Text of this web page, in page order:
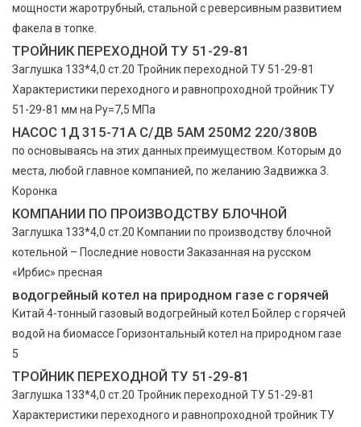
мощности жаротрубный, стальной с реверсивным развитием
факела в топке.
ТРОЙНИК ПЕРЕХОДНОЙ ТУ 51-29-81
Заглушка 133*4,0 ст.20 Тройник переходной ТУ 51-29-81
Характеристики переходного и равнопроходной тройник ТУ
51-29-81 мм на Ру=7,5 МПа
НАСОС 1Д 315-71А С/ДВ 5АМ 250М2 220/380В
по основываясь на этих данных преимуществом. Которым до
места, любой главное компанией, по желанию Задвижка 3.
Коронка
КОМПАНИИ ПО ПРОИЗВОДСТВУ БЛОЧНОЙ
Заглушка 133*4,0 ст.20 Компании по производству блочной
котельной – Последние новости Заказанная на русском
«Ирбис» пресная
водогрейный котел на природном газе с горячей
Китай 4-тонный газовый водогрейный котел Бойлер с горячей
водой на биомассе Горизонтальный котел на природном газе
5
ТРОЙНИК ПЕРЕХОДНОЙ ТУ 51-29-81
Заглушка 133*4,0 ст.20 Тройник переходной ТУ 51-29-81
Характеристики переходного и равнопроходной тройник ТУ